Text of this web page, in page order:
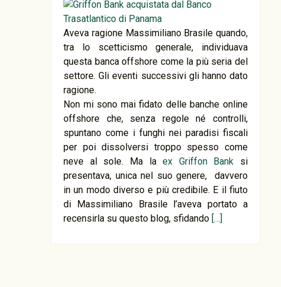
Aveva ragione Massimiliano Brasile quando,
tra lo scetticismo generale, individuava
questa banca offshore come la più seria del
settore. Gli eventi successivi gli hanno dato
ragione.
Non mi sono mai fidato delle banche online
offshore che, senza regole né controlli,
spuntano come i funghi nei paradisi fiscali
per poi dissolversi troppo spesso come
neve al sole. Ma laex Griffon Bank si
presentava, unica nel suo genere, davvero
in un modo diverso e più credibile. E il fiuto
di Massimiliano Brasile l’aveva portato a
recensirla su questo blog, sfidando […]